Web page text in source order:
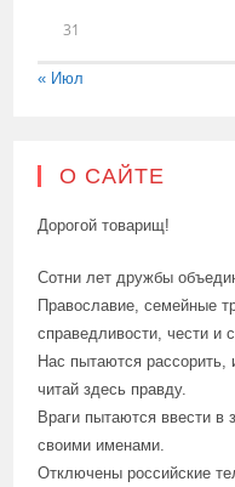
31
« Июл
О САЙТЕ
Дорогой товарищ!
Сотни лет дружбы
Православие, семейные
справедливости, чести и
Нас пытаются рассорить,
читай здесь правду.
Враги пытаются ввести
своими именами.
Отключены российские